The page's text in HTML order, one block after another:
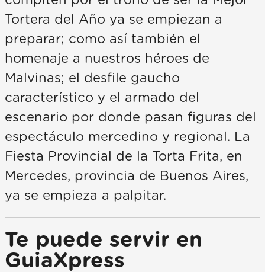
Tortera del Año ya se empiezan a
preparar; como así también el
homenaje a nuestros héroes de
Malvinas; el desfile gaucho
característico y el armado del
escenario por donde pasan figuras del
espectáculo mercedino y regional. La
Fiesta Provincial de la Torta Frita, en
Mercedes, provincia de Buenos Aires,
ya se empieza a palpitar.
Te puede servir en
GuiaXpress